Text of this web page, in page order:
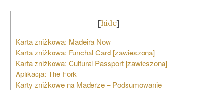
[hide]
Karta zniżkowa: Madeira Now
Karta zniżkowa: Funchal Card [zawieszona]
Karta zniżkowa: Cultural Passport [zawieszona]
Aplikacja: The Fork
Karty zniżkowe na Maderze – Podsumowanie